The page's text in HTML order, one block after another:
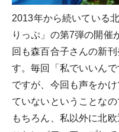
2013年から続いている
りっぷ」の第7弾の開催
回も森百合子さんの新
す。毎回「私でいいん
ですが、今回も声をか
ていないということなの
もちろん、私以外に北